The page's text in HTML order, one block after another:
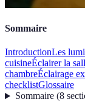
Sommaire
IntroductionLes
cuisineÉclairer la
chambreÉclairage
checklistGlossaire
Sommaire(8